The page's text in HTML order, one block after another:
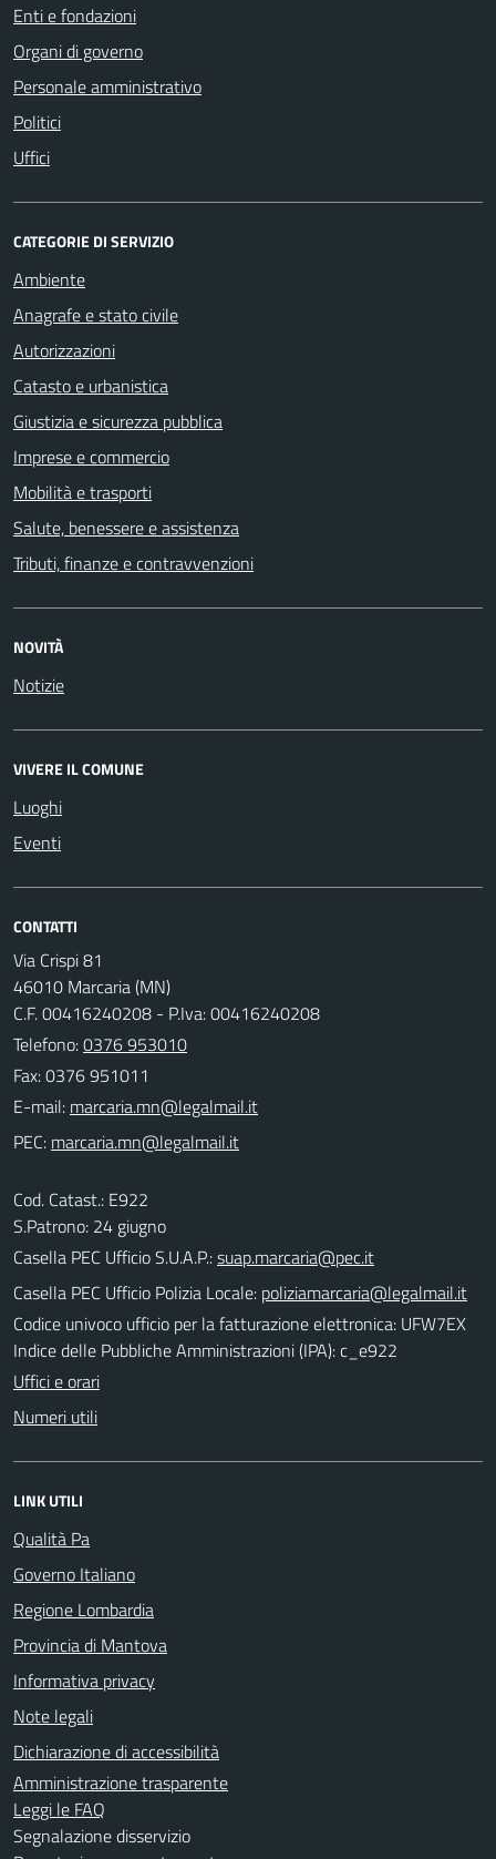
Enti e fondazioni
Organi di governo
Personale amministrativo
Politici
Uffici
CATEGORIE DI SERVIZIO
Ambiente
Anagrafe e stato civile
Autorizzazioni
Catasto e urbanistica
Giustizia e sicurezza pubblica
Imprese e commercio
Mobilità e trasporti
Salute, benessere e assistenza
Tributi, finanze e contravvenzioni
NOVITÀ
Notizie
VIVERE IL COMUNE
Luoghi
Eventi
CONTATTI
Via Crispi 81
46010 Marcaria (MN)
C.F. 00416240208 - P.Iva: 00416240208
Telefono:0376 953010
Fax: 0376 951011
E-mail:
PEC:
Cod. Catast.: E922
S.Patrono: 24 giugno
Casella PEC Ufficio S.U.A.P.:suap.marcaria@pec.it
Casella PEC Ufficio Polizia Locale: poliziamarcaria@legalmail.it
Codice univoco ufficio per la fatturazione elettronica: UFW7EX
Indice delle Pubbliche Amministrazioni (IPA): c_e922
Uffici e orari
Numeri utili
LINK UTILI
Qualità Pa
Governo Italiano
Regione Lombardia
Provincia di Mantova
Informativa privacy
Note legali
Dichiarazione di accessibilità
Amministrazione trasparente
Leggi le FAQ
Segnalazione disservizio